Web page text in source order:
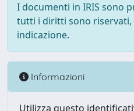
I documenti in IRIS sono
tutti i diritti sono riservati,
indicazione.
Informazioni
Utilizza questo